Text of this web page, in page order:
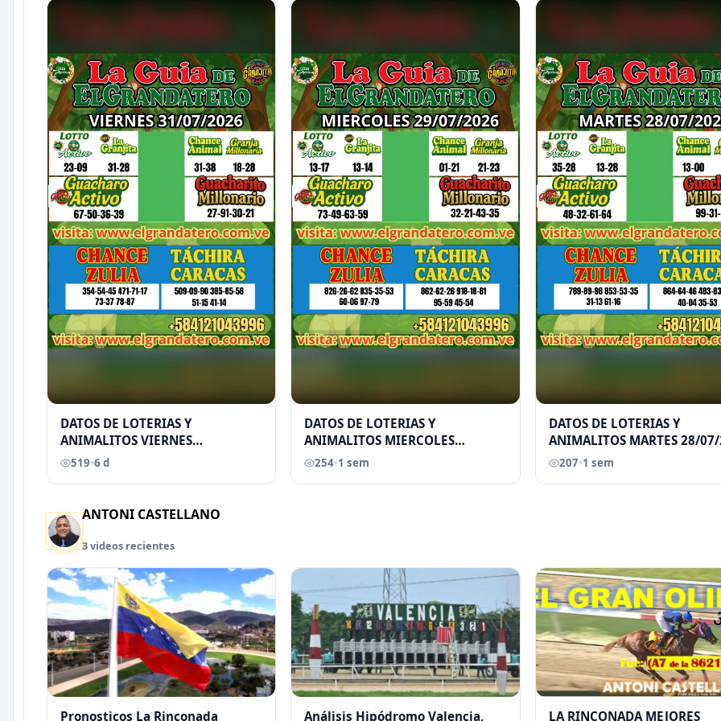
DATOS DE LOTERIAS Y
ANIMALITOS VIERNES
31/07/2026
519•6 d
DATOS DE LOTERIAS Y
ANIMALITOS MIERCOLES
29/07/2026 ELGRANDATERO JOSE
254•1 sem
DATOS DE LOTERIAS Y
ANIMALITOS MARTES 28/07/
ELGRANDATERO JOSE EREU
207•1 sem
ANTONI CASTELLANO
3 videos recientes
Pronosticos La Rinconada
Análisis Hipódromo Valencia,
LA RINCONADA MEJORES